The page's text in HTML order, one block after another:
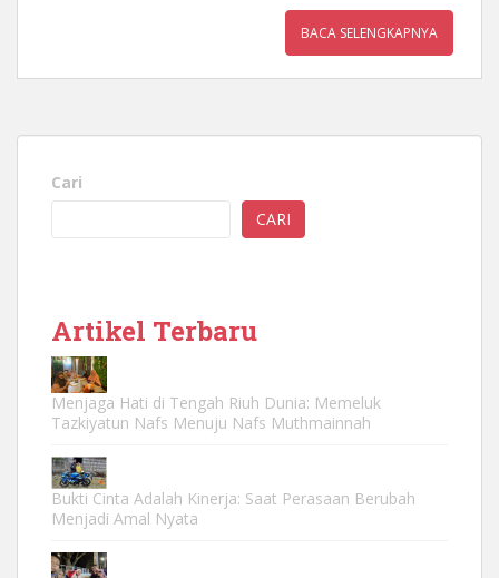
BACA SELENGKAPNYA
Cari
CARI
Artikel Terbaru
Menjaga Hati di Tengah Riuh Dunia: Memeluk
Tazkiyatun Nafs Menuju Nafs Muthmainnah
Bukti Cinta Adalah Kinerja: Saat Perasaan Berubah
Menjadi Amal Nyata